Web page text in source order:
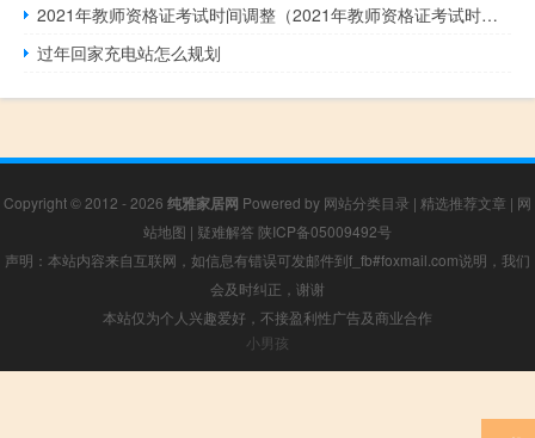
2021年教师资格证考试时间调整（2021年教师资格证考试时间）
过年回家充电站怎么规划
Copyright © 2012 - 2026 纯雅家居网 Powered by 网站分类目录 | 精选推荐文章 | 网
站地图 | 疑难解答 陕ICP备05009492号
声明：本站内容来自互联网，如信息有错误可发邮件到f_fb#foxmail.com说明，我们
会及时纠正，谢谢
本站仅为个人兴趣爱好，不接盈利性广告及商业合作
小男孩